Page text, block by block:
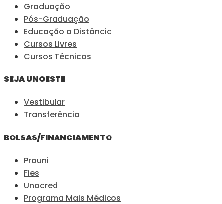
Graduação
Pós-Graduação
Educação a Distância
Cursos Livres
Cursos Técnicos
SEJA UNOESTE
Vestibular
Transferência
BOLSAS/FINANCIAMENTO
Prouni
Fies
Unocred
Programa Mais Médicos